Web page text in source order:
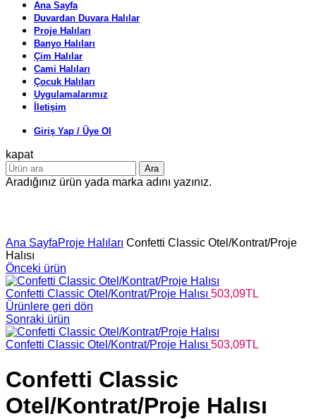
Ana Sayfa
Duvardan Duvara Halılar
Proje Halıları
Banyo Halıları
Çim Halılar
Cami Halıları
Çocuk Halıları
Uygulamalarımız
İletişim
Giriş Yap / Üye Ol
kapat
Ara
Aradığınız ürün yada marka adını yazınız.
Ana SayfaProje Halıları Confetti Classic Otel/Kontrat/Proje
Halısı
Önceki ürün
Confetti Classic Otel/Kontrat/Proje Halısı 503,09TL
Ürünlere geri dön
Sonraki ürün
Confetti Classic Otel/Kontrat/Proje Halısı 503,09TL
Confetti Classic
Otel/Kontrat/Proje Halısı